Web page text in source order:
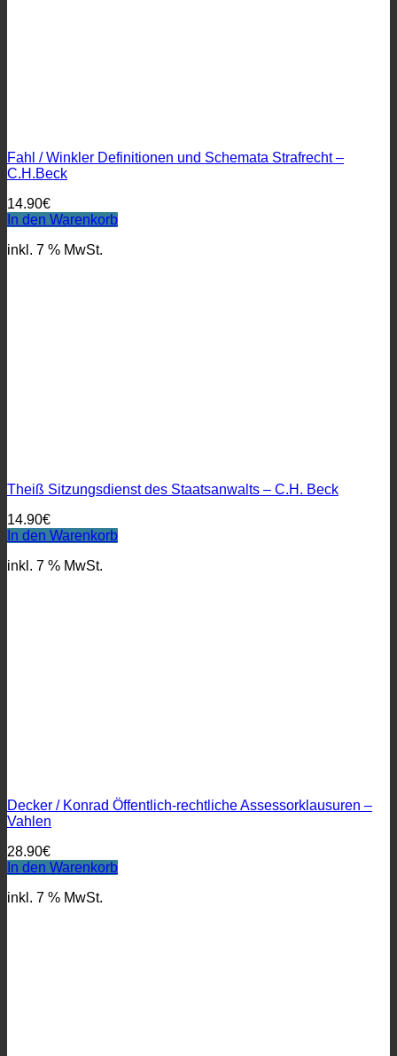
Fahl / Winkler Definitionen und Schemata Strafrecht –
C.H.Beck
14.90€
In den Warenkorb
inkl. 7 % MwSt.
Theiß Sitzungsdienst des Staatsanwalts – C.H. Beck
14.90€
In den Warenkorb
inkl. 7 % MwSt.
Decker / Konrad Öffentlich-rechtliche Assessorklausuren –
Vahlen
28.90€
In den Warenkorb
inkl. 7 % MwSt.